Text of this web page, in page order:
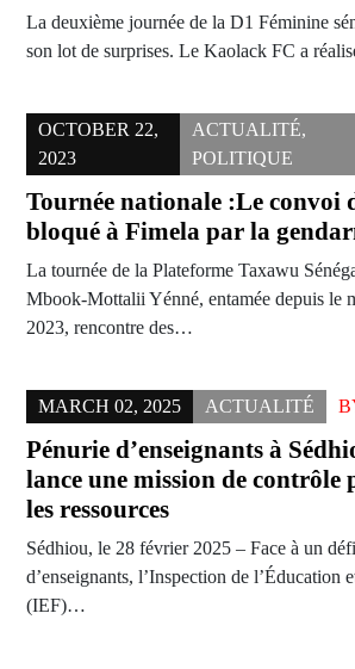
La deuxième journée de la D1 Féminine
son lot de surprises. Le Kaolack FC a
OCTOBER 22,
2023
ACTUALITÉ,
POLITIQUE
Tournée nationale :Le convoi
bloqué à Fimela par la
La tournée de la Plateforme Taxawu
Mbook-Mottalii Yénné, entamée depuis le
2023, rencontre des…
MARCH 02, 2025 ACTUALITÉ
Pénurie d’enseignants à
lance une mission de
les ressources
Sédhiou, le 28 février 2025 – Face à un
d’enseignants, l’Inspection de l’Éducation
(IEF)…